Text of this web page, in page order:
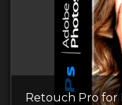
Retouch Pro for